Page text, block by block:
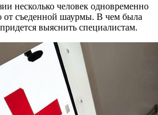
несколько человек одновременно
съеденной шаурмы. В чем была
выяснить специалистам.